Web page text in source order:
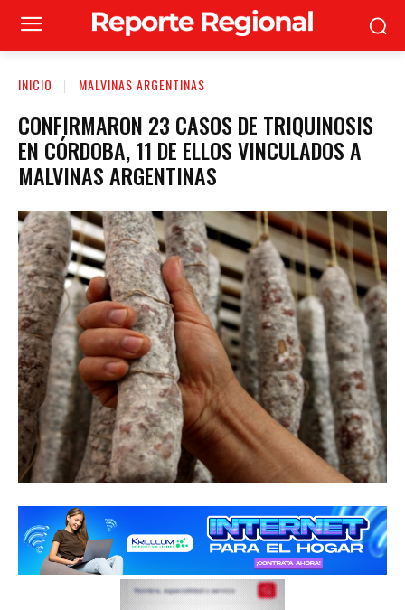
INICIO MALVINAS ARGENTINAS
CONFIRMARON 23 CASOS DE TRIQUINOSIS
EN CÓRDOBA, 11 DE ELLOS VINCULADOS A
MALVINAS ARGENTINAS